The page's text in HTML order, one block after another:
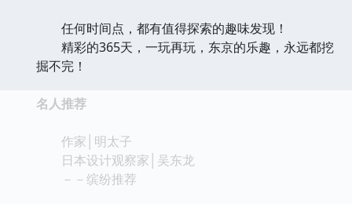
任何时间点，都有值得探索的趣味发现！
精彩的365天，一玩再玩，东京的乐趣，永远都挖
掘不完！
名人推荐
作家│明太子
日本设计观察家│吴东龙
－－缤纷推荐